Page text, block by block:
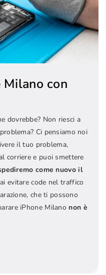
con
dovrebbe? Non riesci a
Ci pensiamo noi
il tuo problema,
corriere e puoi smettere
come nuovo il
evitare code nel traffico
che ti possono
iPhone Milano non è